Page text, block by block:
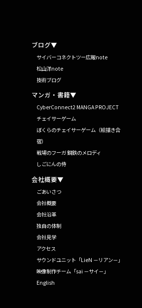
ブログ▼
サイバーコネクトツー広報note
松山洋note
技術ブログ
マンガ・書籍▼
CyberConnect2 MANGA PROJECT
チェイサーゲーム
ぼくらのチェイサーゲーム（絵描き合
宿）
戦場のフーガ 鋼鉄のメロディ
しごにんの侍
会社概要▼
ごあいさつ
会社概要
会社沿革
独自の体制
会社見学
アクセス
サウンドユニット「LieN －リアン－」
映像制作チーム「sai －サイ－」
English